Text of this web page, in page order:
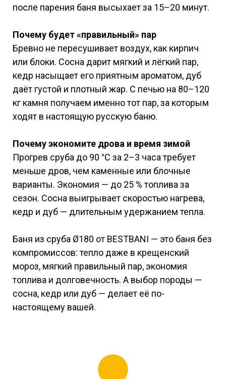
после парения баня высыхает за 15–20 минут.
Почему будет «правильный» пар
Бревно не пересушивает воздух, как кирпич
или блоки. Сосна дарит мягкий и лёгкий пар,
кедр насыщает его приятным ароматом, дуб
даёт густой и плотный жар. С печью на 80–120
кг камня получаем именно тот пар, за которым
ходят в настоящую русскую баню.
Почему экономите дрова и время зимой
Прогрев сруба до 90 °C за 2–3 часа требует
меньше дров, чем каменные или блочные
варианты. Экономия — до 25 % топлива за
сезон. Сосна выигрывает скоростью нагрева,
кедр и дуб — длительным удержанием тепла.
Баня из сруба Ø180 от BESTBANI — это баня без
компромиссов: тепло даже в крещенский
мороз, мягкий правильный пар, экономия
топлива и долговечность. А выбор породы —
сосна, кедр или дуб — делает её по-
настоящему вашей.